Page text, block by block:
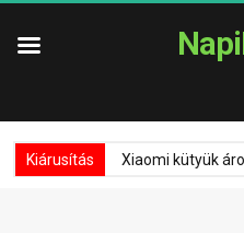
Kiárusítás Xiaomi kütyük